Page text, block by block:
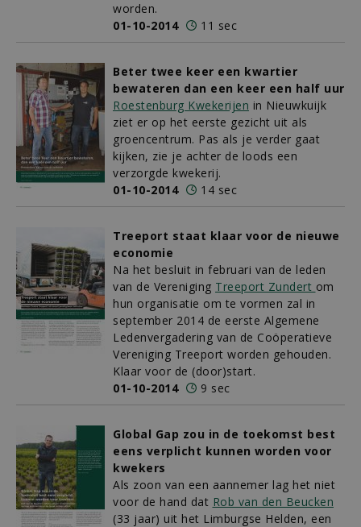
worden.
01-10-2014
11 sec
Beter twee keer een kwartier
bewateren dan een keer een half uur
Roestenburg Kwekerijen in Nieuwkuijk
ziet er op het eerste gezicht uit als
groencentrum. Pas als je verder gaat
kijken, zie je achter de loods een
verzorgde kwekerij.
01-10-2014
14 sec
Treeport staat klaar voor de nieuwe
economie
Na het besluit in februari van de leden
van de Vereniging Treeport Zundert om
hun organisatie om te vormen zal in
september 2014 de eerste Algemene
Ledenvergadering van de Coöperatieve
Vereniging Treeport worden gehouden.
Klaar voor de (door)start.
01-10-2014
9 sec
Global Gap zou in de toekomst best
eens verplicht kunnen worden voor
kwekers
Als zoon van een aannemer lag het niet
voor de hand dat Rob van den Beucken
(33 jaar) uit het Limburgse Helden, een